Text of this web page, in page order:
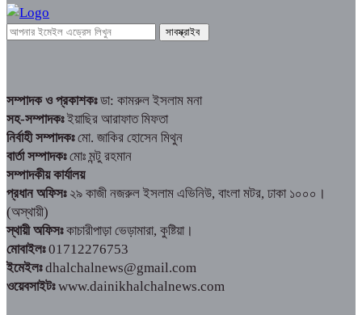
সম্পাদক ও প্রকাশকঃডা: কামরুল ইসলাম মনা
সহ-সম্পাদকঃইয়াছির আরাফাত মিফতা
নির্বাহী সম্পাদকঃমো. জাকির হোসেন মিথুন
বার্তা সম্পাদকঃমোঃ মন্টু রহমান
সম্পাদকীয় কার্যালয়
প্রধান অফিসঃ২৯ কাজী নজরুল ইসলাম এভিনিউ, বাংলা মটর, ঢাকা ১০০০।
(অস্থায়ী)
স্থায়ী অফিসঃকাচারীপাড়া ভেড়ামারা, কুষ্টিয়া।
মোবাইলঃ01712276753
ইমেইলঃdhalchalnews@gmail.com
ওয়েবসাইটঃwww.dainikhalchalnews.com